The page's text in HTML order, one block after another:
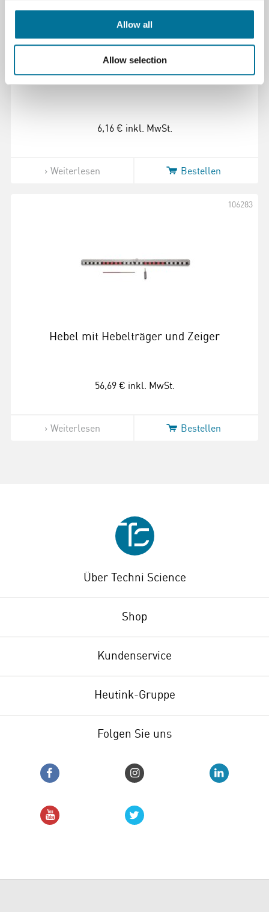
Allow all
Allow selection
Federkraftmesser 5N
6,16 € inkl. MwSt.
Weiterlesen Bestellen
Hebel mit Hebelträger und Zeiger
106283
56,69 € inkl. MwSt.
Weiterlesen Bestellen
Über Techni Science
Shop
Kundenservice
Heutink-Gruppe
Folgen Sie uns